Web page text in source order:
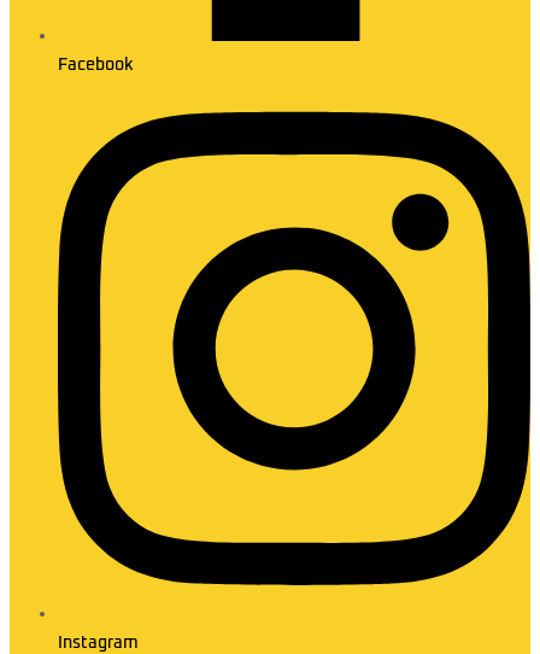
Facebook
Instagram